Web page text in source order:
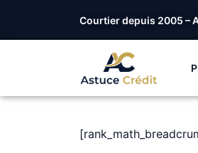
Courtier depuis 2005 –